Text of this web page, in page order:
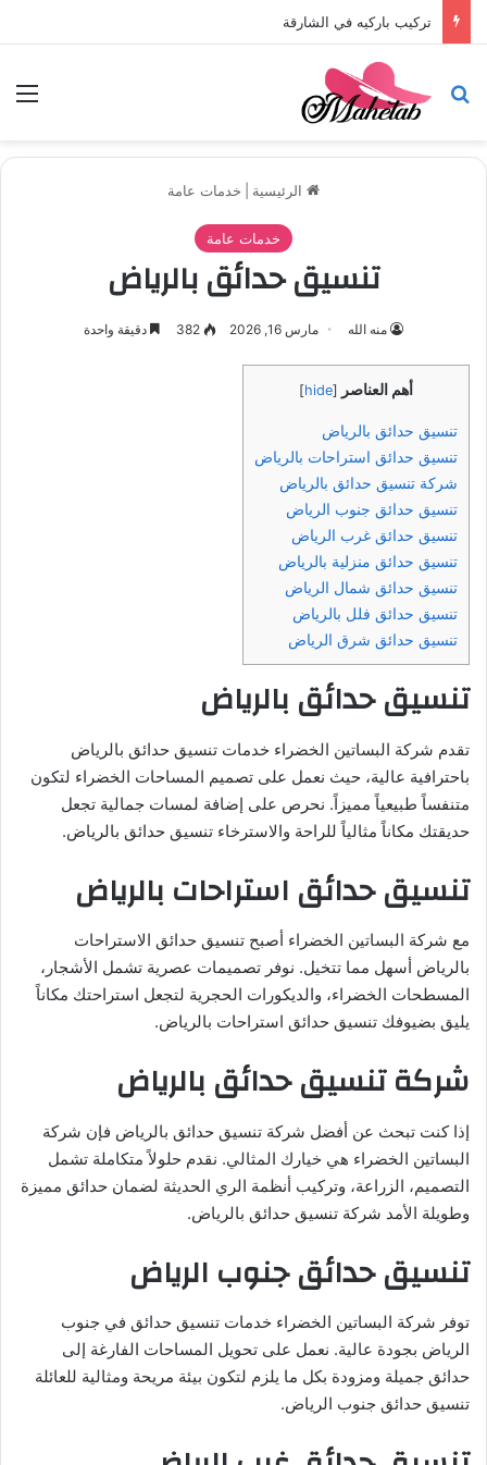
تركيب باركيه في الشارقة
بحث عن
الرئيسية خدمات عامة
خدمات عامة
تنسيق حدائق بالرياض
منه الله مارس 16, 2026 382 دقيقة واحدة
أهم العناصر [
hide
]
تنسيق حدائق بالرياض
تنسيق حدائق استراحات بالرياض
شركة تنسيق حدائق بالرياض
تنسيق حدائق جنوب الرياض
تنسيق حدائق غرب الرياض
تنسيق حدائق منزلية بالرياض
تنسيق حدائق شمال الرياض
تنسيق حدائق فلل بالرياض
تنسيق حدائق شرق الرياض
تنسيق حدائق بالرياض
تقدم شركة البساتين الخضراء خدمات تنسيق حدائق بالرياض
باحترافية عالية، حيث نعمل على تصميم المساحات الخضراء لتكون
متنفساً طبيعياً مميزاً. نحرص على إضافة لمسات جمالية تجعل
حديقتك مكاناً مثالياً للراحة والاسترخاء تنسيق حدائق بالرياض.
تنسيق حدائق استراحات بالرياض
مع شركة البساتين الخضراء أصبح تنسيق حدائق الاستراحات
بالرياض أسهل مما تتخيل. نوفر تصميمات عصرية تشمل الأشجار،
المسطحات الخضراء، والديكورات الحجرية لتجعل استراحتك مكاناً
يليق بضيوفك تنسيق حدائق استراحات بالرياض.
شركة تنسيق حدائق بالرياض
إذا كنت تبحث عن أفضل شركة تنسيق حدائق بالرياض فإن شركة
البساتين الخضراء هي خيارك المثالي. نقدم حلولاً متكاملة تشمل
التصميم، الزراعة، وتركيب أنظمة الري الحديثة لضمان حدائق مميزة
وطويلة الأمد شركة تنسيق حدائق بالرياض.
تنسيق حدائق جنوب الرياض
توفر شركة البساتين الخضراء خدمات تنسيق حدائق في جنوب
الرياض بجودة عالية. نعمل على تحويل المساحات الفارغة إلى
حدائق جميلة ومزودة بكل ما يلزم لتكون بيئة مريحة ومثالية للعائلة
تنسيق حدائق جنوب الرياض.